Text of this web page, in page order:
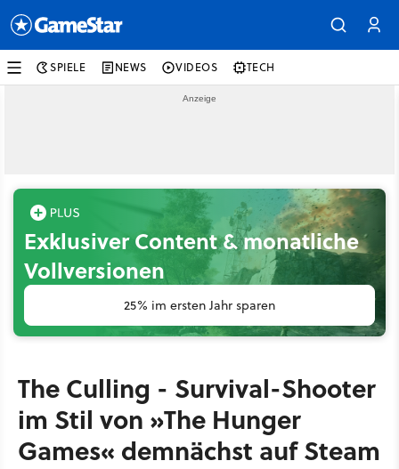
SPIELE NEWS VIDEOS TECH
Exklusiver Content & monatliche
Vollversionen
25% im ersten Jahr sparen
The Culling - Survival-Shooter
im Stil von »The Hunger
Games« demnächst auf Steam